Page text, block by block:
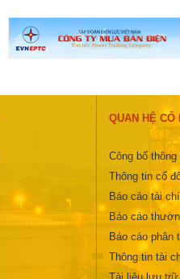
QUAN HỆ CỔ
Công bố thông
Thông tin cổ
Báo cáo tài
Báo cáo
Báo cáo phân
Thông tin tài